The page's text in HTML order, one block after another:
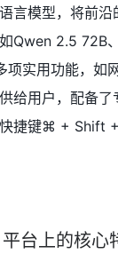
言模型，将前
Qwen 2.5 72B
实用功能，如
给用户，配备
捷键⌘ + Shift +
台上的核心